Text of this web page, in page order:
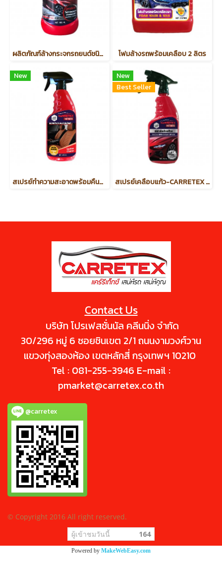
ผลิตภัณฑ์ล้างกระจกรถยนต์ชนิดเติมหม้อพัก-CARRETEX INFINITE (รหัสสินค้า 57918) โฟมล้างรถพร้อมเคลือบ 2 ลิตร
New
สเปรย์ทำความสะอาดพร้อมคืนสภาพหนังแท้ 450 ml.
New
Best Seller
สเปรย์เคลือบแก้ว-CARRETEX INFINITE (รหัสสินค้า 57895)
Contact Us
บริษัท โปรเฟสชั่นนัล คลีนนิ่ง จำกัด
30/296 หมู่ 6 ซอยชินเขต 2/1 ถนนงามวงศ์วาน
แขวงทุ่งสองห้อง เขตหลักสี่ กรุงเทพฯ 10210
Tel : 081-255-3946 E-mail :
pmarket@carretex.co.th
@carretex
© Copyright 2016 All right reserved.
ผู้เข้าชมวันนี้
164
Powered by MakeWebEasy.com